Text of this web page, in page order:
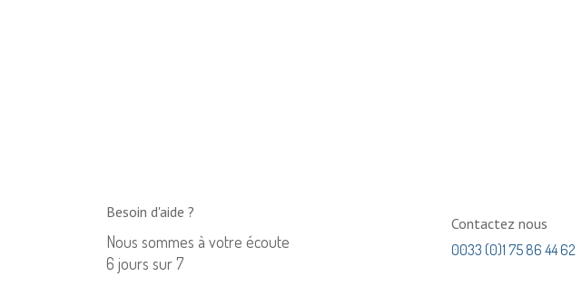
Besoin d'aide ?
Nous sommes à votre écoute
6 jours sur 7
Contactez nous
0033 (0)1 75 86 44 62